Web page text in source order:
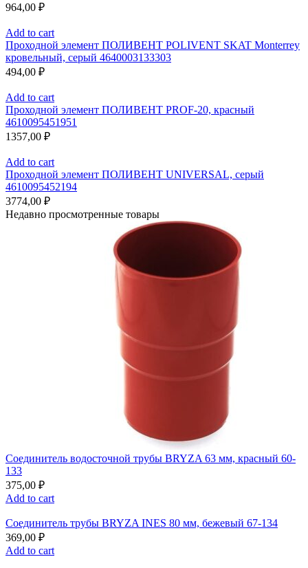
964,00 ₽
Add to cart
Проходной элемент ПОЛИВЕНТ POLIVENT SKAT Monterrey
кровельный, серый 4640003133303
494,00 ₽
Add to cart
Проходной элемент ПОЛИВЕНТ PROF-20, красный
4610095451951
1357,00 ₽
Add to cart
Проходной элемент ПОЛИВЕНТ UNIVERSAL, серый
4610095452194
3774,00 ₽
Недавно просмотренные товары
Соединитель водосточной трубы BRYZA 63 мм, краcный 60-
133
375,00 ₽
Add to cart
Соединитель трубы BRYZA INES 80 мм, бежевый 67-134
369,00 ₽
Add to cart